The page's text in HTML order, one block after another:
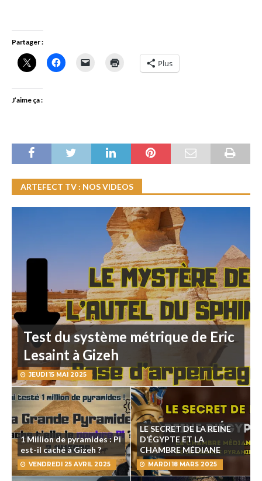
Partager :
Plus
J’aime ça :
ARTEFECT TV : NOS VIDEOS
Test du système métrique de Eric
Lesaint à Gizeh
JEUDI 15 MAI 2025
1 Million de pyramides : Pi
est-il caché à Gizeh ?
VENDREDI 25 AVRIL 2025
LE SECRET DE LA REINE
D’ÉGYPTE ET LA
CHAMBRE MÉDIANE
MARDI 18 MARS 2025